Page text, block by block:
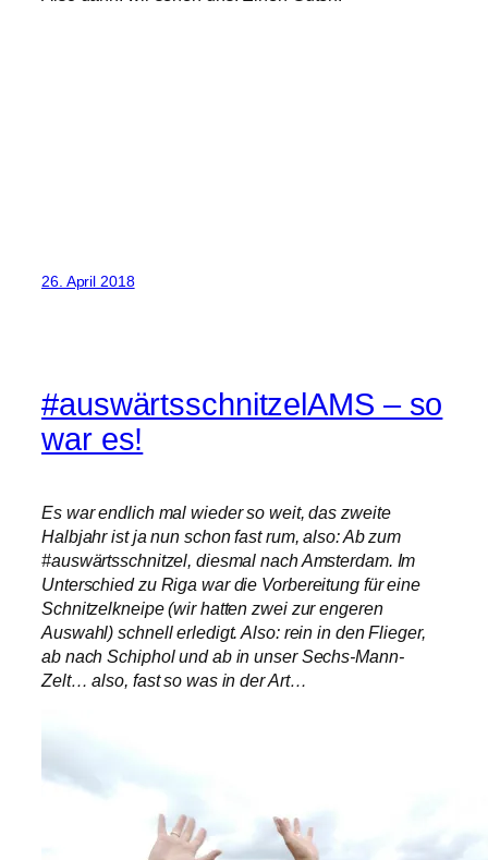
26. April 2018
#auswärtsschnitzelAMS – so
war es!
Es war endlich mal wieder so weit, das zweite
Halbjahr ist ja nun schon fast rum, also: Ab zum
#auswärtsschnitzel, diesmal nach Amsterdam. Im
Unterschied zu Riga war die Vorbereitung für eine
Schnitzelkneipe (wir hatten zwei zur engeren
Auswahl) schnell erledigt. Also: rein in den Flieger,
ab nach Schiphol und ab in unser Sechs-Mann-
Zelt… also, fast so was in der Art…